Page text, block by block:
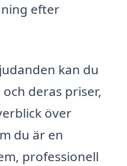
efter
kan du
deras priser,
över
du är en
professionell